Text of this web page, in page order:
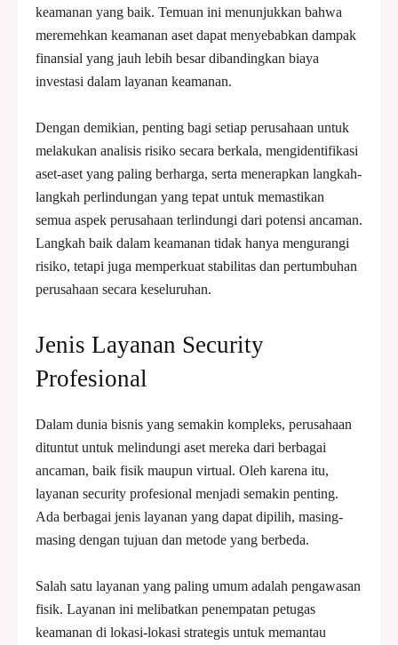
keamanan yang baik. Temuan ini menunjukkan bahwa
meremehkan keamanan aset dapat menyebabkan dampak
finansial yang jauh lebih besar dibandingkan biaya
investasi dalam layanan keamanan.
Dengan demikian, penting bagi setiap perusahaan untuk
melakukan analisis risiko secara berkala, mengidentifikasi
aset-aset yang paling berharga, serta menerapkan langkah-
langkah perlindungan yang tepat untuk memastikan
semua aspek perusahaan terlindungi dari potensi ancaman.
Langkah baik dalam keamanan tidak hanya mengurangi
risiko, tetapi juga memperkuat stabilitas dan pertumbuhan
perusahaan secara keseluruhan.
Jenis Layanan Security
Profesional
Dalam dunia bisnis yang semakin kompleks, perusahaan
dituntut untuk melindungi aset mereka dari berbagai
ancaman, baik fisik maupun virtual. Oleh karena itu,
layanan security profesional menjadi semakin penting.
Ada berbagai jenis layanan yang dapat dipilih, masing-
masing dengan tujuan dan metode yang berbeda.
Salah satu layanan yang paling umum adalah pengawasan
fisik. Layanan ini melibatkan penempatan petugas
keamanan di lokasi-lokasi strategis untuk memantau